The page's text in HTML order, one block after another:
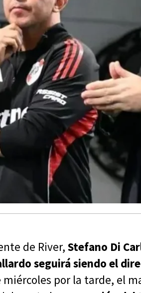
de River, Stefano Di
seguirá siendo el
miércoles por la tarde, el